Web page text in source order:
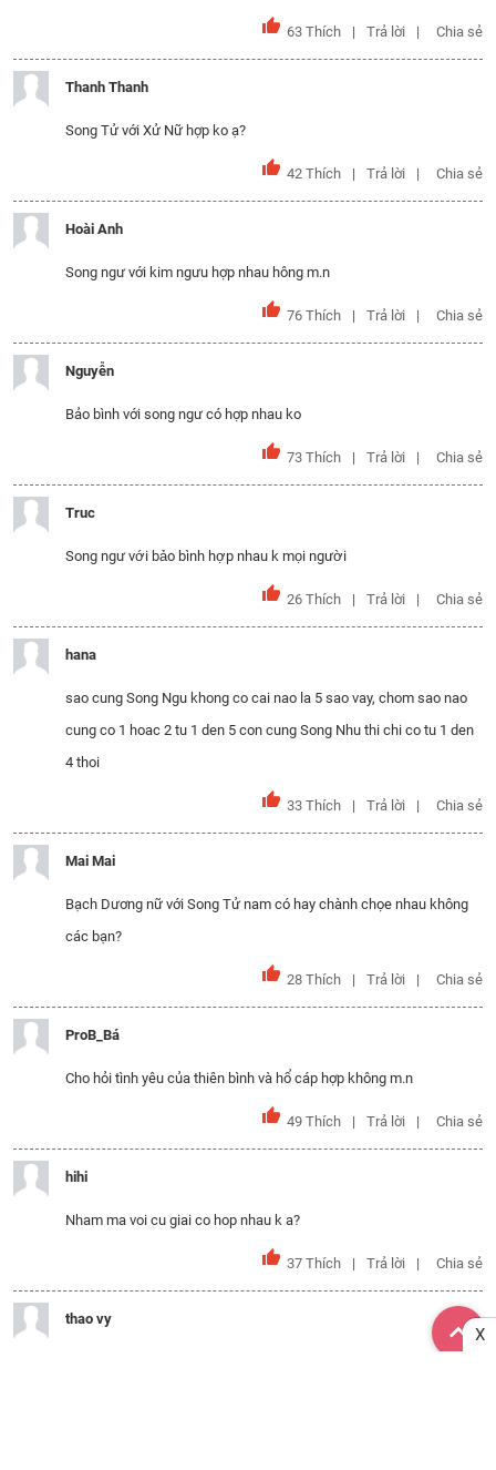
63 Thích Trả lời Chia sẻ
Thanh Thanh
Song Tử với Xử Nữ hợp ko ạ?
42 Thích Trả lời Chia sẻ
Hoài Anh
Song ngư với kim ngưu hợp nhau hông m.n
76 Thích Trả lời Chia sẻ
Nguyễn
Bảo bình với song ngư có hợp nhau ko
73 Thích Trả lời Chia sẻ
Truc
Song ngư với bảo bình hợp nhau k mọi người
26 Thích Trả lời Chia sẻ
hana
sao cung Song Ngu khong co cai nao la 5 sao vay, chom sao nao
cung co 1 hoac 2 tu 1 den 5 con cung Song Nhu thi chi co tu 1 den
4 thoi
33 Thích Trả lời Chia sẻ
Mai Mai
Bạch Dương nữ với Song Tử nam có hay chành chọe nhau không
các bạn?
28 Thích Trả lời Chia sẻ
ProB_Bá
Cho hỏi tình yêu của thiên bình và hổ cáp hợp không m.n
49 Thích Trả lời Chia sẻ
hihi
Nham ma voi cu giai co hop nhau k a?
37 Thích Trả lời Chia sẻ
thao vy
X